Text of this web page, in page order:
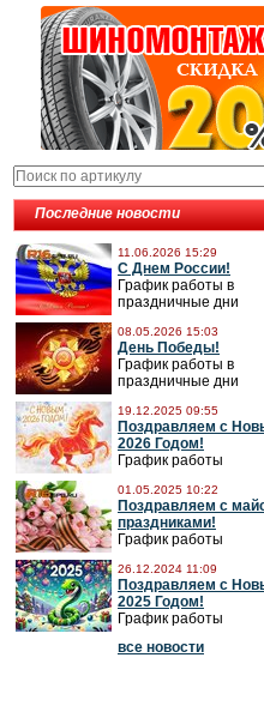
Последние новости
11.06.2026 15:29
С Днем России!
График работы в
праздничные дни
08.05.2026 15:03
День Победы!
График работы в
праздничные дни
19.12.2025 09:55
Поздравляем с
2026 Годом!
График работы
01.05.2025 10:22
Поздравляем с
праздниками!
График работы
26.12.2024 11:09
Поздравляем с
2025 Годом!
График работы
все новости